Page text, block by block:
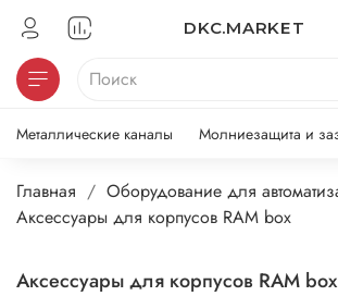
DKC.MARKET
Металлические каналы Молниезащита и
Главная Оборудование для
Аксессуары для корпусов RAM box
Аксессуары для корпусов RAM box